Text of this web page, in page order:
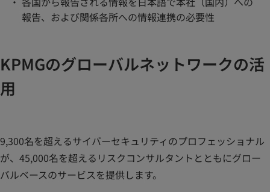
報告、および関係各所への情報連携の必要性
KPMGのグローバルネットワークの活
用
9,300名を超えるサイバーセキュリティのプロフェッショナル
が、45,000名を超えるリスクコンサルタントとともにグロー
バルベースのサービスを提供します。